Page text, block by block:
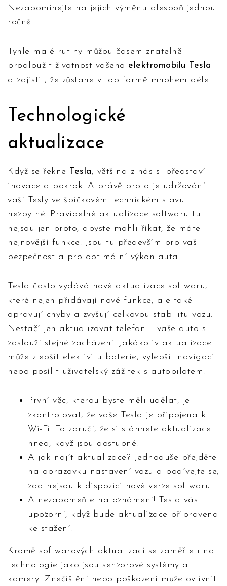
Nezapomínejte na jejich výměnu alespoň jednou
ročně.
Tyhle malé rutiny můžou časem znatelně
prodloužit životnost vašeho elektromobilu Tesla
a zajistit, že zůstane v top formě mnohem déle.
Technologické
aktualizace
Když se řekne Tesla, většina z nás si představí
inovace a pokrok. A právě proto je udržování
vaší Tesly ve špičkovém technickém stavu
nezbytné. Pravidelné aktualizace softwaru tu
nejsou jen proto, abyste mohli říkat, že máte
nejnovější funkce. Jsou tu především pro vaši
bezpečnost a pro optimální výkon auta.
Tesla často vydává nové aktualizace softwaru,
které nejen přidávají nové funkce, ale také
opravují chyby a zvyšují celkovou stabilitu vozu.
Nestačí jen aktualizovat telefon – vaše auto si
zaslouží stejné zacházení. Jakákoliv aktualizace
může zlepšit efektivitu baterie, vylepšit navigaci
nebo posílit uživatelský zážitek s autopilotem.
První věc, kterou byste měli udělat, je
zkontrolovat, že vaše Tesla je připojena k
Wi-Fi. To zaručí, že si stáhnete aktualizace
hned, když jsou dostupné.
A jak najít aktualizace? Jednoduše přejděte
na obrazovku nastavení vozu a podívejte se,
zda nejsou k dispozici nové verze softwaru.
A nezapomeňte na oznámení! Tesla vás
upozorní, když bude aktualizace připravena
ke stažení.
Kromě softwarových aktualizací se zaměřte i na
technologie jako jsou senzorové systémy a
kamery. Znečištění nebo poškození může ovlivnit